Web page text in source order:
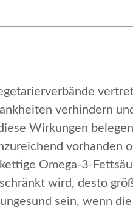
verhindern
Wirkungen
vorhanden
Omega-3-
wird, desto
sein, wenn